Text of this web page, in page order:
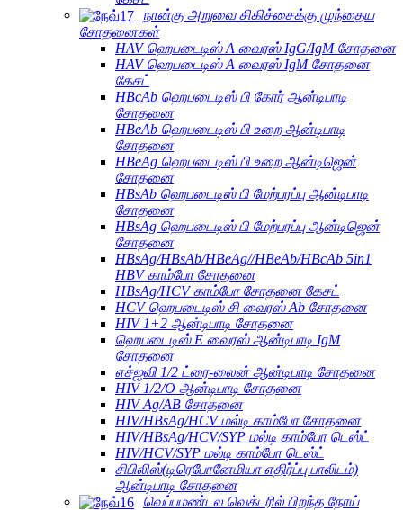
நான்கு அறுவை சிகிச்சைக்கு முந்தைய
சோதனைகள்
HAV ஹெபடைடிஸ் A வைரஸ் IgG/IgM சோதனை
HAV ஹெபடைடிஸ் A வைரஸ் IgM சோதனை
கேசட்
HBcAb ஹெபடைடிஸ் பி கோர் ஆன்டிபாடி
சோதனை
HBeAb ஹெபடைடிஸ் பி உறை ஆன்டிபாடி
சோதனை
HBeAg ஹெபடைடிஸ் பி உறை ஆன்டிஜென்
சோதனை
HBsAb ஹெபடைடிஸ் பி மேற்பரப்பு ஆன்டிபாடி
சோதனை
HBsAg ஹெபடைடிஸ் பி மேற்பரப்பு ஆன்டிஜென்
சோதனை
HBsAg/HBsAb/HBeAg//HBeAb/HBcAb 5in1
HBV காம்போ சோதனை
HBsAg/HCV காம்போ சோதனை கேசட்
HCV ஹெபடைடிஸ் சி வைரஸ் Ab சோதனை
HIV 1+2 ஆன்டிபாடி சோதனை
ஹெபடைடிஸ் E வைரஸ் ஆன்டிபாடி IgM
சோதனை
எச்ஐவி 1/2 ட்ரை-லைன் ஆன்டிபாடி சோதனை
HIV 1/2/O ஆன்டிபாடி சோதனை
HIV Ag/AB சோதனை
HIV/HBsAg/HCV மல்டி காம்போ சோதனை
HIV/HBsAg/HCV/SYP மல்டி காம்போ டெஸ்ட்
HIV/HCV/SYP மல்டி காம்போ டெஸ்ட்
சிபிலிஸ்(டிரெபோனேமியா எதிர்ப்பு பாலிடம்)
ஆன்டிபாடி சோதனை
வெப்பமண்டல வெக்டரில் பிறந்த நோய்